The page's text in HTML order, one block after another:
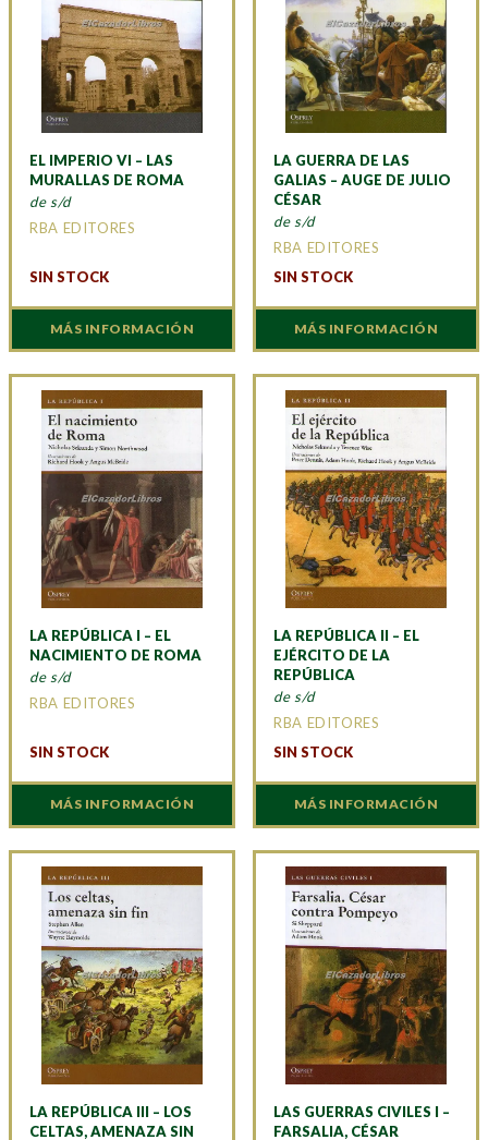
EL IMPERIO VI – LAS
MURALLAS DE ROMA
de s/d
RBA EDITORES
SIN STOCK
MÁS INFORMACIÓN
LA GUERRA DE LAS
GALIAS – AUGE DE JULIO
CÉSAR
de s/d
RBA EDITORES
SIN STOCK
MÁS INFORMACIÓN
LA REPÚBLICA I – EL
NACIMIENTO DE ROMA
de s/d
RBA EDITORES
SIN STOCK
MÁS INFORMACIÓN
LA REPÚBLICA II – EL
EJÉRCITO DE LA
REPÚBLICA
de s/d
RBA EDITORES
SIN STOCK
MÁS INFORMACIÓN
LA REPÚBLICA III – LOS
CELTAS, AMENAZA SIN
LAS GUERRAS CIVILES I –
FARSALIA, CÉSAR